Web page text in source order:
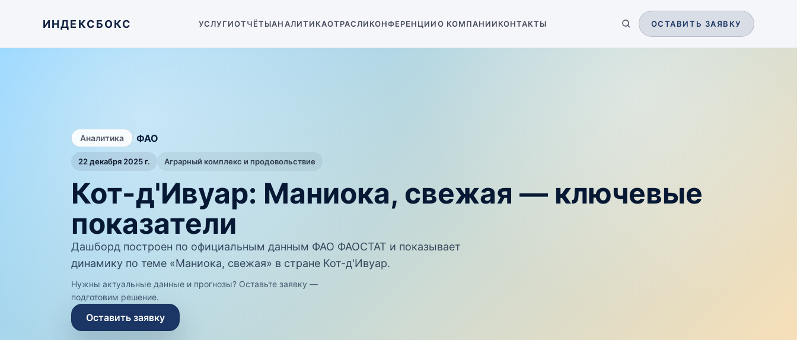
ИНДЕКСБОКС УСЛУГИОТЧЁТЫАНАЛИТИКАОТРАСЛИКОНФЕРЕНЦИИО КОМПАНИИКОНТАКТЫ ОСТАВИТЬ ЗАЯВКУ
Аналитика /ФАО
22 декабря 2025 г. Аграрный комплекс и продовольствие
Кот-д'Ивуар: Маниока, свежая — ключевые
показатели
Дашборд построен по официальным данным ФАО ФАОСТАТ и показывает
динамику по теме «Маниока, свежая» в стране Кот-д'Ивуар.
Нужны актуальные данные и прогнозы? Оставьте заявку —
подготовим решение.
Оставить заявку